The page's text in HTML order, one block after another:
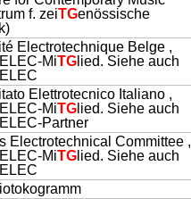
f. zeiTGenössische
Electrotechnique Belge ,
MiTG lied. Siehe auch
Elettrotecnico Italiano ,
MiTG lied. Siehe auch
Partner
Electrotechnical Committee ,
MiTG lied. Siehe auch